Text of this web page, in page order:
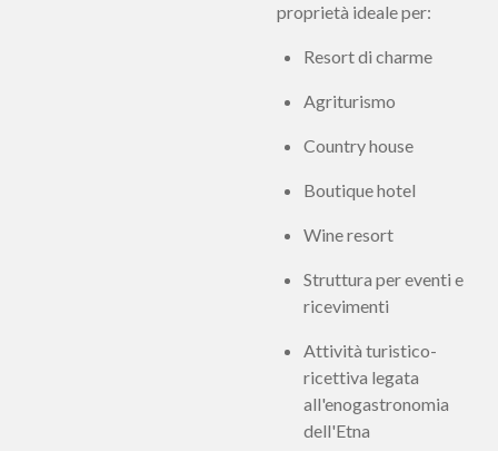
proprietà ideale per:
Resort di charme
Agriturismo
Country house
Boutique hotel
Wine resort
Struttura per eventi e
ricevimenti
Attività turistico-
ricettiva legata
all'enogastronomia
dell'Etna